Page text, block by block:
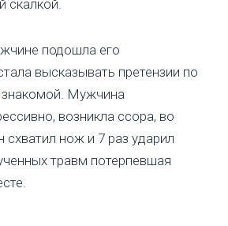
скалкой.
подошла его
высказывать претензии по
знакомой. Мужчина
возникла ссора, во
схватил нож и 7 раз ударил
травм потерпевшая